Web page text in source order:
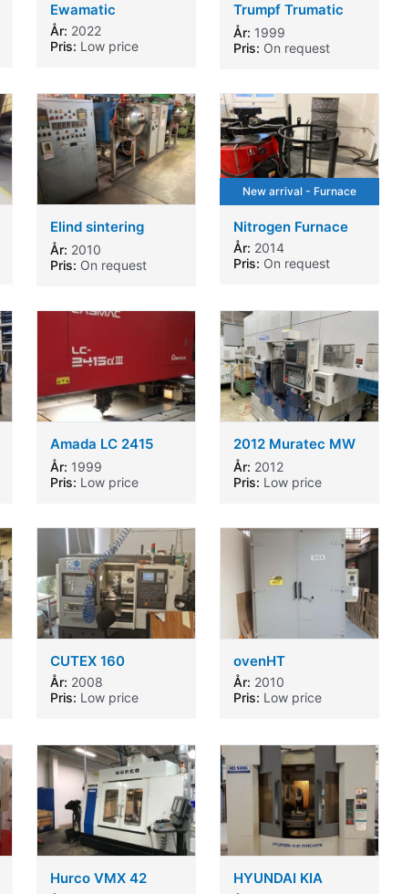
Ewamatic
År: 2022
Pris: Low price
Trumpf Trumatic
500R with
Sheetmaster for
sorting the pieces
automatic tool
change
År: 1999
Pris: On request
Elind sintering
furnace
År: 2010
Pris: On request
New arrival - Furnace
Nitrogen Furnace
År: 2014
Pris: On request
Amada LC 2415
Laser cutting
machine
År: 1999
Pris: Low price
2012 Muratec MW
120 GT
År: 2012
Pris: Low price
CUTEX 160
År: 2008
Pris: Low price
ovenHT
År: 2010
Pris: Low price
Hurco VMX 42
HYUNDAI KIA